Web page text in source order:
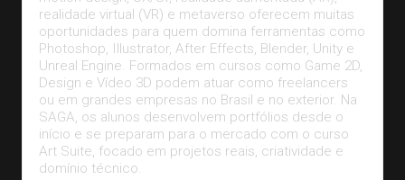
realidade virtual (VR) e metaverso oferecem muitas
oportunidades para quem domina ferramentas como
Photoshop, Illustrator, After Effects, Blender, Unity e
Unreal Engine. Formados em cursos como Game 2D,
Design e Vídeo 3D podem atuar como freelancers
ou em grandes empresas no Brasil e no exterior. Na
SAGA, os alunos desenvolvem portfólios desde o
início e se preparam para o mercado com o curso
Art Suite, focado em projetos reais, criatividade e
domínio técnico.